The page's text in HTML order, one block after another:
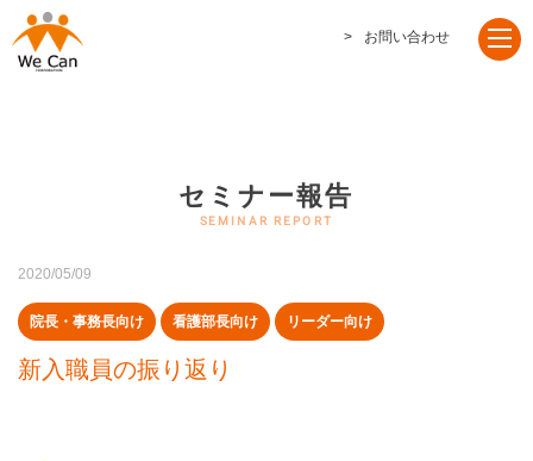
お問い合わせ
セミナー報告
2020/05/09
院長・事務長向け 看護部長向け リーダー向け
新入職員の振り返り